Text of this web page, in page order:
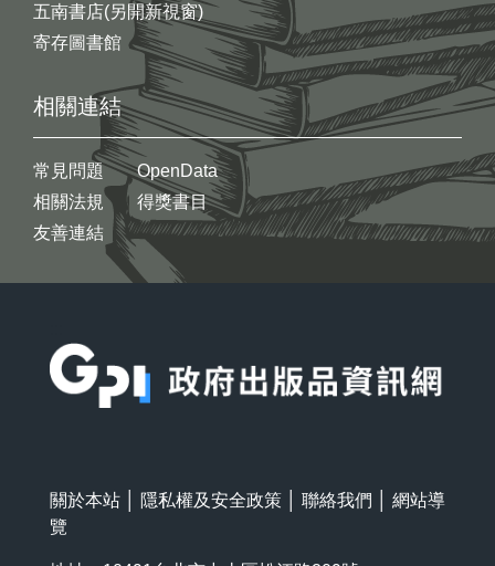
五南書店(另開新視窗)
寄存圖書館
相關連結
常見問題
相關法規
友善連結
OpenData
得獎書目
關於本站 隱私權及安全政策 聯絡我們
網站導
覽